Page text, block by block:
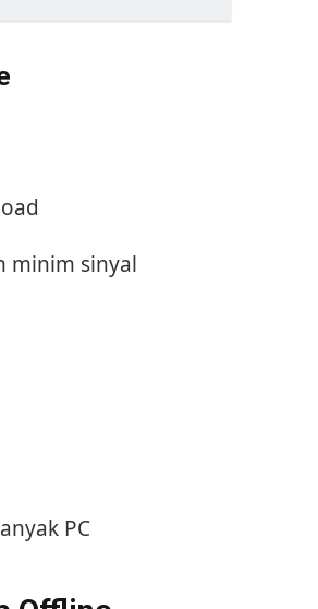
minim sinyal
PC